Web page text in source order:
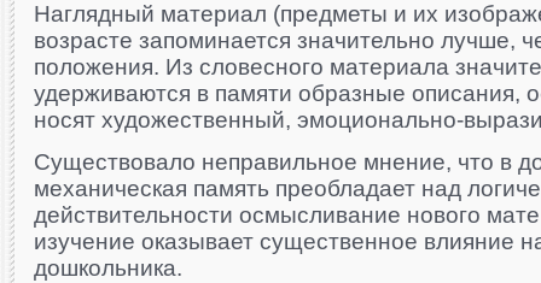
Наглядный материал (предметы и их
возрасте запоминается значительно лучше,
положения. Из словесного материала
удерживаются в памяти образные описания,
носят художественный, эмоционально-
Существовало неправильное мнение, что в
механическая память преобладает над
действительности осмысливание нового
изучение оказывает существенное влияние
дошкольника.